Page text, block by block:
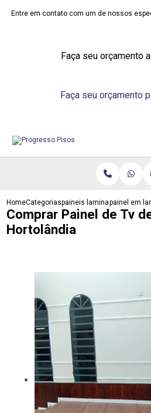
Entre em contato com um de nossos
Faça seu orçamento
Faça seu orçamento
HomeCategoriaspaineis laminadospainel em
Comprar Painel de Tv
Hortolândia